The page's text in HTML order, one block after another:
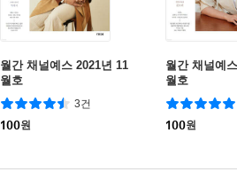
월간 채널예스 2021년 11
월호
3건
100원
월간 채널예
월호
100원